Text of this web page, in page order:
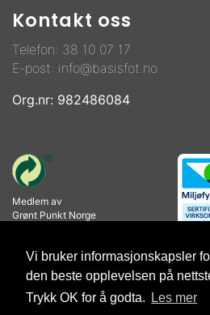
Vi bruker informasjonskapsler
den beste opplevelsen på
Trykk OK for å godta.
Les mer
Kontakt oss
Telefon: 38 10 07 17
E-post: info@basisfot.no
Org.nr: 982486084
Medlem av
Grønt Punkt Norge
© Copyright 2026 Basisfot AS |